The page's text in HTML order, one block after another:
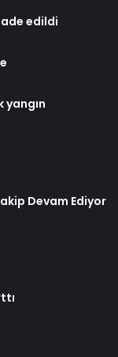
edildi
yangın
Devam Ediyor